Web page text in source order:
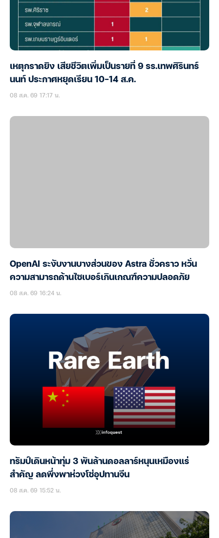
เหตุกราดยิง เสียชีวิตเพิ่มเป็นรายที่ 9 รร.เทพศิรินทร์
นนท์ ประกาศหยุดเรียน 10-14 ส.ค.
08 ส.ค. 69 17:17 น.
OpenAI ระงับงานบางส่วนของ Astra ชั่วคราว หวั่น
ความสามารถด้านไซเบอร์เกินเกณฑ์ความปลอดภัย
08 ส.ค. 69 16:24 น.
ทรัมป์เดินหน้าทุ่ม 3 พันล้านดอลลาร์หนุนเหมืองแร่
สำคัญ ลดพึ่งพาห่วงโซ่อุปทานจีน
08 ส.ค. 69 15:52 น.